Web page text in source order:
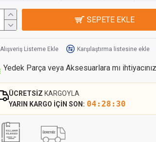
SEPETE EKLE
Alışveriş Listeme Ekle Karşılaştırma listesine ekle
Yedek Parça veya Aksesuarlara mı
ÜCRETSİZ KARGOYLA
YARIN KARGO İÇİN SON: 04:28:30